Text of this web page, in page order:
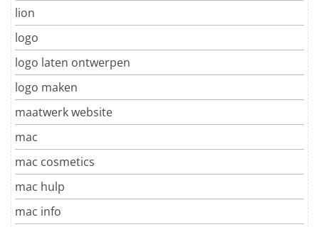
lion
logo
logo laten ontwerpen
logo maken
maatwerk website
mac
mac cosmetics
mac hulp
mac info